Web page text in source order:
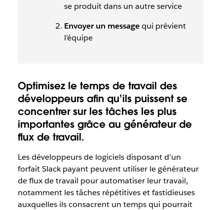
se produit dans un autre service
Envoyer un messagequi prévient
l’équipe
Optimisez le temps de travail des
développeurs afin qu’ils puissent se
concentrer sur les tâches les plus
importantes grâce au générateur de
flux de travail.
Les développeurs de logiciels disposant d’un
forfait Slack payant peuvent utiliser le générateur
de flux de travail pour automatiser leur travail,
notamment les tâches répétitives et fastidieuses
auxquelles ils consacrent un temps qui pourrait